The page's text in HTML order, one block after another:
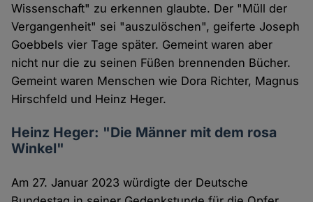
Wissenschaft" zu erkennen glaubte. Der "Müll der
Vergangenheit" sei "auszulöschen", geiferte Joseph
Goebbels vier Tage später. Gemeint waren aber
nicht nur die zu seinen Füßen brennenden Bücher.
Gemeint waren Menschen wie Dora Richter, Magnus
Hirschfeld und Heinz Heger.
Heinz Heger: "Die Männer mit dem rosa
Winkel"
Am 27. Januar 2023 würdigte der Deutsche